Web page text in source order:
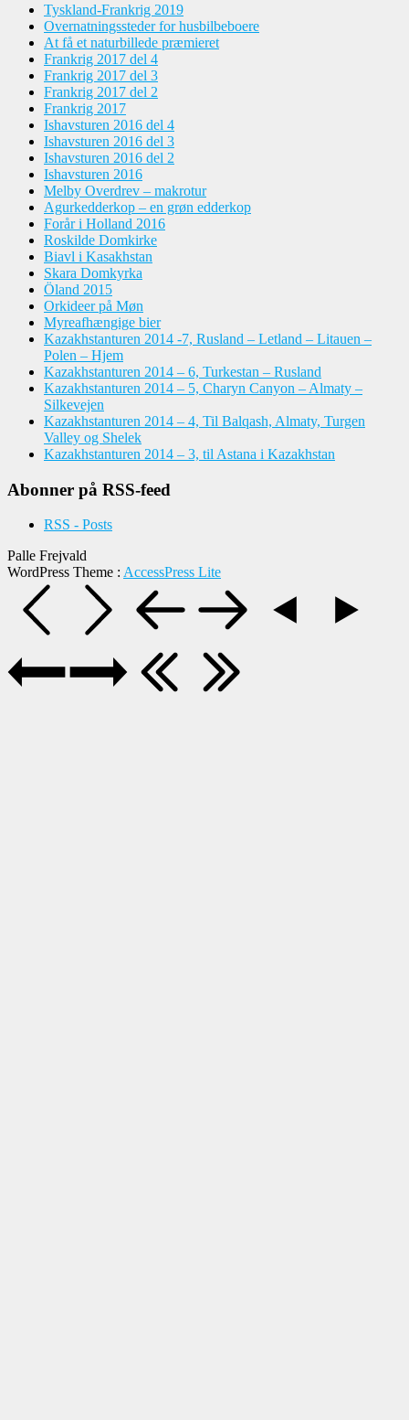
Tyskland-Frankrig 2019
Overnatningssteder for husbilbeboere
At få et naturbillede præmieret
Frankrig 2017 del 4
Frankrig 2017 del 3
Frankrig 2017 del 2
Frankrig 2017
Ishavsturen 2016 del 4
Ishavsturen 2016 del 3
Ishavsturen 2016 del 2
Ishavsturen 2016
Melby Overdrev – makrotur
Agurkedderkop – en grøn edderkop
Forår i Holland 2016
Roskilde Domkirke
Biavl i Kasakhstan
Skara Domkyrka
Öland 2015
Orkideer på Møn
Myreafhængige bier
Kazakhstanturen 2014 -7, Rusland – Letland – Litauen –
Polen – Hjem
Kazakhstanturen 2014 – 6, Turkestan – Rusland
Kazakhstanturen 2014 – 5, Charyn Canyon – Almaty –
Silkevejen
Kazakhstanturen 2014 – 4, Til Balqash, Almaty, Turgen
Valley og Shelek
Kazakhstanturen 2014 – 3, til Astana i Kazakhstan
Abonner på RSS-feed
RSS - Posts
Palle Frejvald
WordPress Theme : AccessPress Lite